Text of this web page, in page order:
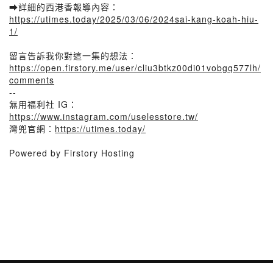
➡️詳細的西港香報導內容：
https://utimes.today/2025/03/06/2024sai-kang-koah-hiu-
1/
留言告訴我你對這一集的想法：
https://open.firstory.me/user/cliu3btkz00di01vobgq577lh/
comments
--
無用福利社 IG：
https://www.instagram.com/uselesstore.tw/
灣兜官網： https://utimes.today/
Powered by Firstory Hosting